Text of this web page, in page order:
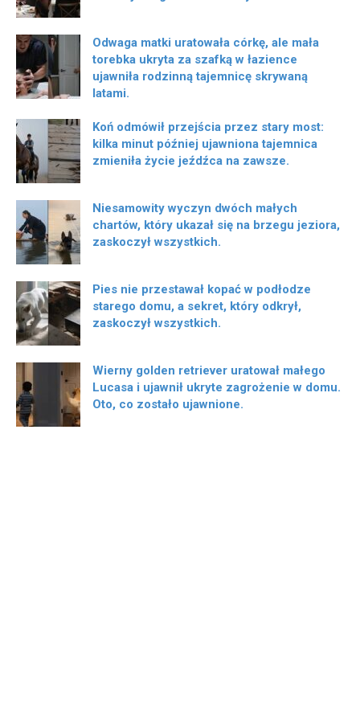
Odwaga matki uratowała córkę, ale mała
torebka ukryta za szafką w łazience
ujawniła rodzinną tajemnicę skrywaną
latami.
Koń odmówił przejścia przez stary most:
kilka minut później ujawniona tajemnica
zmieniła życie jeźdźca na zawsze.
Niesamowity wyczyn dwóch małych
chartów, który ukazał się na brzegu jeziora,
zaskoczył wszystkich.
Pies nie przestawał kopać w podłodze
starego domu, a sekret, który odkrył,
zaskoczył wszystkich.
Wierny golden retriever uratował małego
Lucasa i ujawnił ukryte zagrożenie w domu.
Oto, co zostało ujawnione.